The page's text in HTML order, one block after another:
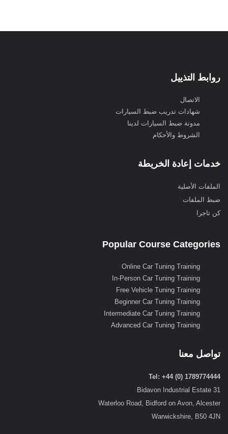
روابط التذييل
الاتصال
شهادات تدريب ضبط السيارات
مدونة ضبط السيارات لدينا
الشروط والأحكام
خدمات إعادة الخريطة
الملفات الأصلية
ضبط الملفات
كن تاجرا
Popular Course Categories
Online Car Tuning Training
In-Person Car Tuning Training
Free Vehicle Tuning Training
Beginner Car Tuning Training
Intermediate Car Tuning Training
Advanced Car Tuning Training
تواصل معنا
Tel: +44 (0) 1789774444
31 Bidavon Industrial Estate
Waterloo Road, Bidford on Avon, Alcester
Warwickshire, B50 4JN